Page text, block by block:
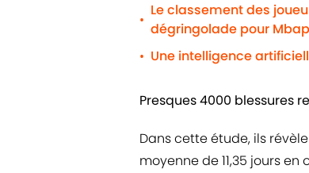
•
Le classement des
dégringolade pour
• Une intelligence
Presques 4000 blessures
Dans cette étude, ils
moyenne de 11,35 jours